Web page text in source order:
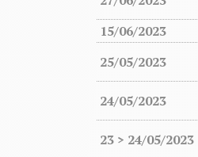
15/06/2023
25/05/2023
24/05/2023
23 > 24/05/2023